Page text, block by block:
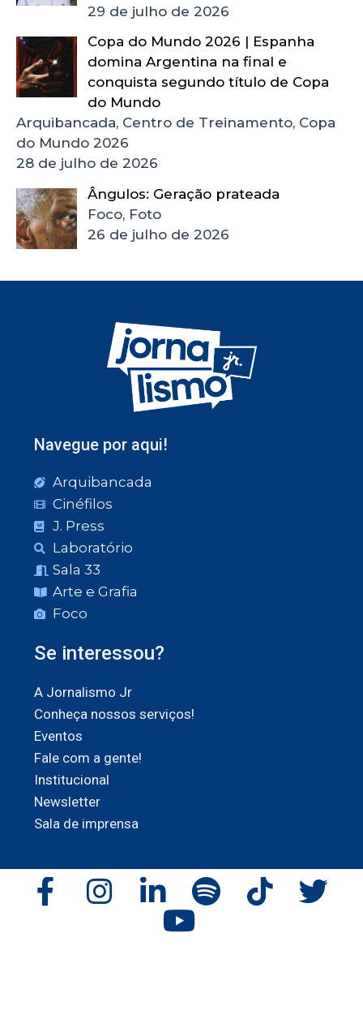
29 de julho de 2026
Copa do Mundo 2026 | Espanha
domina Argentina na final e
conquista segundo título de Copa
do Mundo
Arquibancada, Centro de Treinamento, Copa
do Mundo 2026
28 de julho de 2026
Ângulos: Geração prateada
Foco, Foto
26 de julho de 2026
Navegue por aqui!
Arquibancada
Cinéfilos
J. Press
Laboratório
Sala 33
Arte e Grafia
Foco
Se interessou?
A Jornalismo Jr
Conheça nossos serviços!
Eventos
Fale com a gente!
Institucional
Newsletter
Sala de imprensa